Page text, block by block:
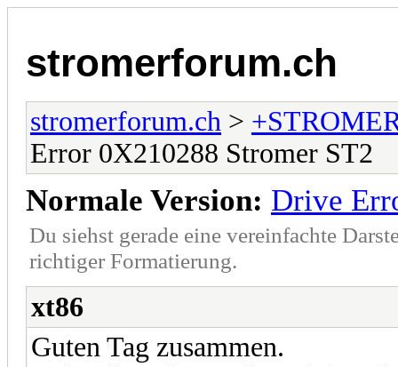
stromerforum.ch
stromerforum.ch >
Error 0X210288 Stromer ST2
Normale Version: Drive
Du siehst gerade eine vereinfachte
richtiger Formatierung.
xt86
Guten Tag zusammen.